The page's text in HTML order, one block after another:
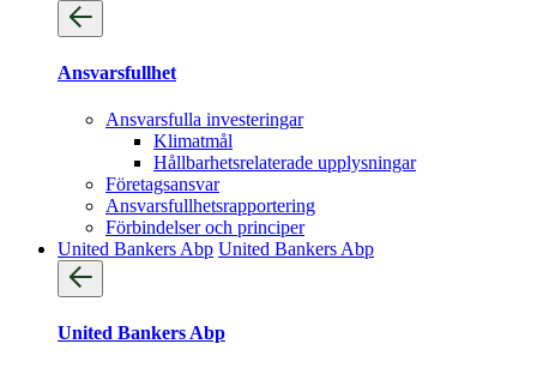
Ansvarsfullhet
Ansvarsfulla investeringar
Klimatmål
Hållbarhetsrelaterade upplysningar
Företagsansvar
Ansvarsfullhets­rapportering
Förbindelser och principer
United Bankers Abp United Bankers Abp
United Bankers Abp